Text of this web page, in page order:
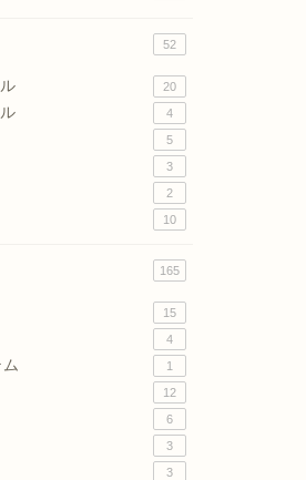
52
20
4
5
3
2
10
165
15
4
1
12
6
3
3